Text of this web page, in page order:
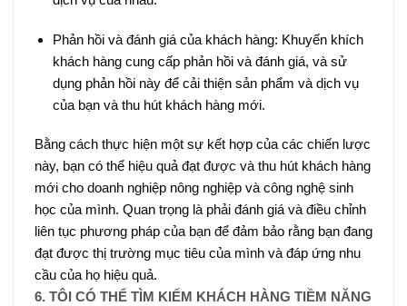
Phản hồi và đánh giá của khách hàng: Khuyến khích
khách hàng cung cấp phản hồi và đánh giá, và sử
dụng phản hồi này để cải thiện sản phẩm và dịch vụ
của bạn và thu hút khách hàng mới.
Bằng cách thực hiện một sự kết hợp của các chiến lược
này, bạn có thể hiệu quả đạt được và thu hút khách hàng
mới cho doanh nghiệp nông nghiệp và công nghệ sinh
học của mình. Quan trọng là phải đánh giá và điều chỉnh
liên tục phương pháp của bạn để đảm bảo rằng bạn đang
đạt được thị trường mục tiêu của mình và đáp ứng nhu
cầu của họ hiệu quả.
6. TÔI CÓ THỂ TÌM KIẾM KHÁCH HÀNG TIỀM NĂNG